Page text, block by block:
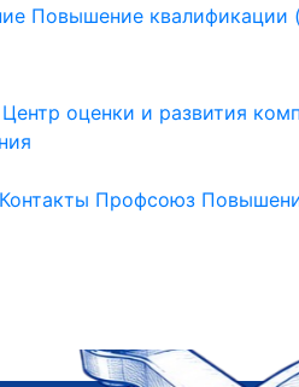
Повышение квалификации
Центр оценки и развития
Контакты Профсоюз